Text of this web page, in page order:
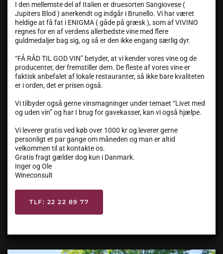
I den mellemste del af Italien er druesorten Sangiovese (
Jupiters Blod ) anerkendt og indgår i Brunello. Vi har været
heldige at få fat i ENIGMA ( gåde på græsk ), som af VIVINO
regnes for en af verdens allerbedste vine med flere
guldmedaljer bag sig, og så er den ikke engang særlig dyr.
“FÅ RÅD TIL GOD VIN” betyder, at vi kender vores vine og de
producenter, der fremstiller dem. De fleste af vores vine er
faktisk anbefalet af lokale restauranter, så ikke bare kvaliteten
er i orden, det er prisen også.
Vi tilbyder også gerne vinsmagninger under temaet “Livet med
og uden vin” og har I brug for gavekasser, kan vi også hjælpe.
Vi leverer gratis ved køb over 1000 kr og leverer gerne
personligt et par gange om måneden og man er altid
velkommen til at kontakte os.
Gratis fragt gælder dog kun i Danmark.
Inger og Ole
Wineconsult
TLF: 22 22 89 77